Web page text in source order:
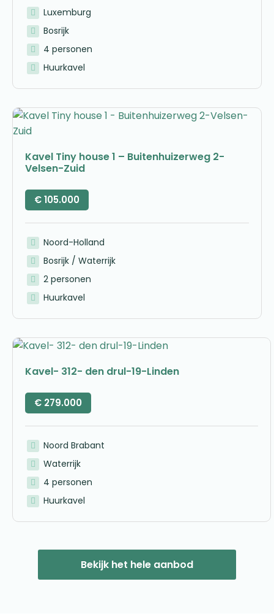
Luxemburg
Bosrijk
4 personen
Huurkavel
Kavel Tiny house 1 – Buitenhuizerweg 2-
Velsen-Zuid
€105.000
Noord-Holland
Bosrijk / Waterrijk
2 personen
Huurkavel
Kavel- 312- den drul-19-Linden
€ 279.000
Noord Brabant
Waterrijk
4 personen
Huurkavel
Bekijk het hele aanbod